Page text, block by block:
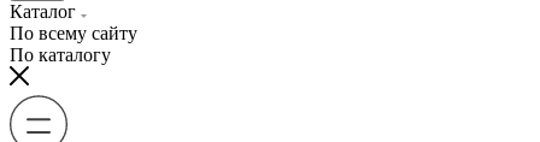
Каталог
По всему сайту
По каталогу